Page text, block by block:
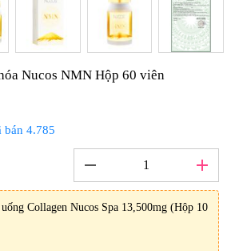
Nucos NMN Hộp 60 viên
bán 4.785
remove add
Collagen Nucos Spa 13,500mg (Hộp 10